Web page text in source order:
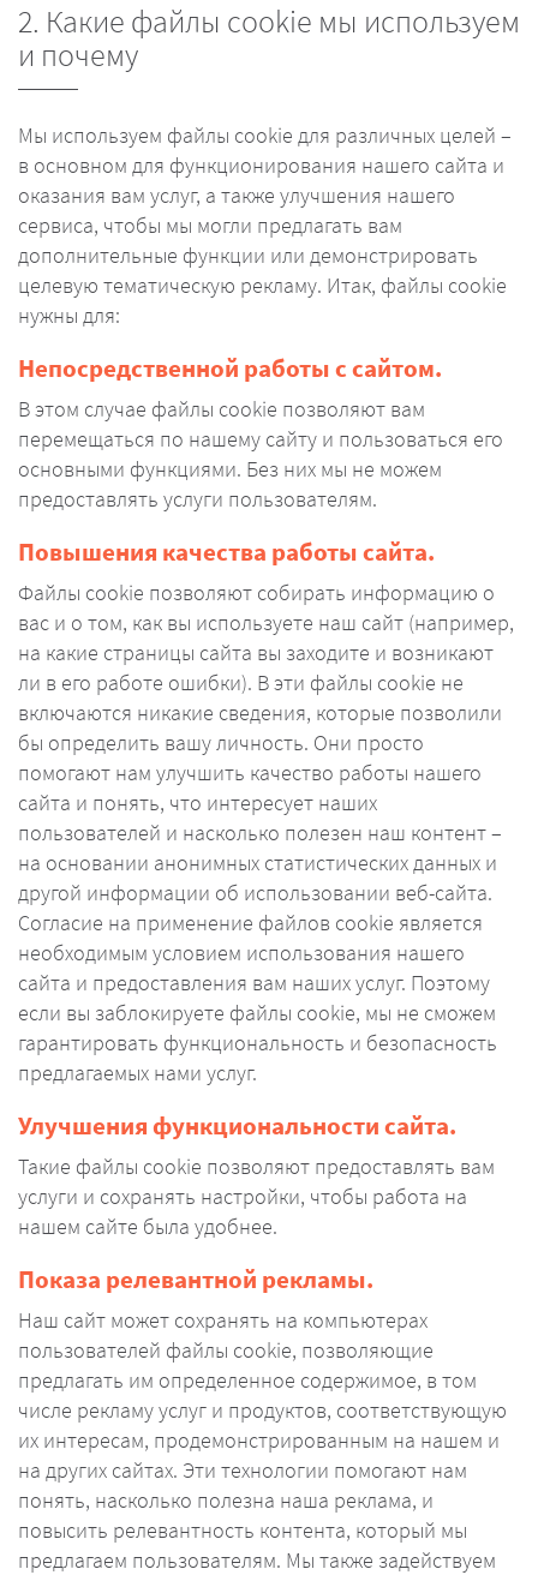
2. Какие файлы cookie мы используем
и почему
Мы используем файлы cookie для различных целей –
в основном для функционирования нашего сайта и
оказания вам услуг, а также улучшения нашего
сервиса, чтобы мы могли предлагать вам
дополнительные функции или демонстрировать
целевую тематическую рекламу. Итак, файлы cookie
нужны для:
Непосредственной работы с сайтом.
В этом случае файлы cookie позволяют вам
перемещаться по нашему сайту и пользоваться его
основными функциями. Без них мы не можем
предоставлять услуги пользователям.
Повышения качества работы сайта.
Файлы cookie позволяют собирать информацию о
вас и о том, как вы используете наш сайт (например,
на какие страницы сайта вы заходите и возникают
ли в его работе ошибки). В эти файлы cookie не
включаются никакие сведения, которые позволили
бы определить вашу личность. Они просто
помогают нам улучшить качество работы нашего
сайта и понять, что интересует наших
пользователей и насколько полезен наш контент –
на основании анонимных статистических данных и
другой информации об использовании веб-сайта.
Согласие на применение файлов cookie является
необходимым условием использования нашего
сайта и предоставления вам наших услуг. Поэтому
если вы заблокируете файлы cookie, мы не сможем
гарантировать функциональность и безопасность
предлагаемых нами услуг.
Улучшения функциональности сайта.
Такие файлы cookie позволяют предоставлять вам
услуги и сохранять настройки, чтобы работа на
нашем сайте была удобнее.
Показа релевантной рекламы.
Наш сайт может сохранять на компьютерах
пользователей файлы cookie, позволяющие
предлагать им определенное содержимое, в том
числе рекламу услуг и продуктов, соответствующую
их интересам, продемонстрированным на нашем и
на других сайтах. Эти технологии помогают нам
понять, насколько полезна наша реклама, и
повысить релевантность контента, который мы
предлагаем пользователям. Мы также задействуем